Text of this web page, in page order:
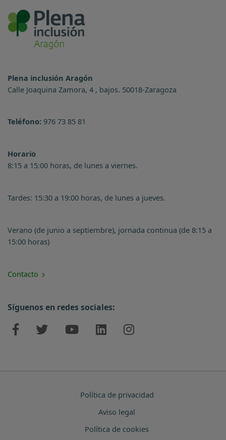
Plena inclusión Aragón
Calle Joaquina Zamora, 4 , bajos. 50018-Zaragoza
Teléfono: 976 73 85 81
Horario
8:15 a 15:00 horas, de lunes a viernes.
Tardes: 15:30 a 19:00 horas, de lunes a jueves.
Verano (de junio a septiembre), jornada continua (de 8:15 a
15:00 horas)
Contacto
Síguenos en redes sociales:
Política de privacidad
Aviso legal
Política de cookies